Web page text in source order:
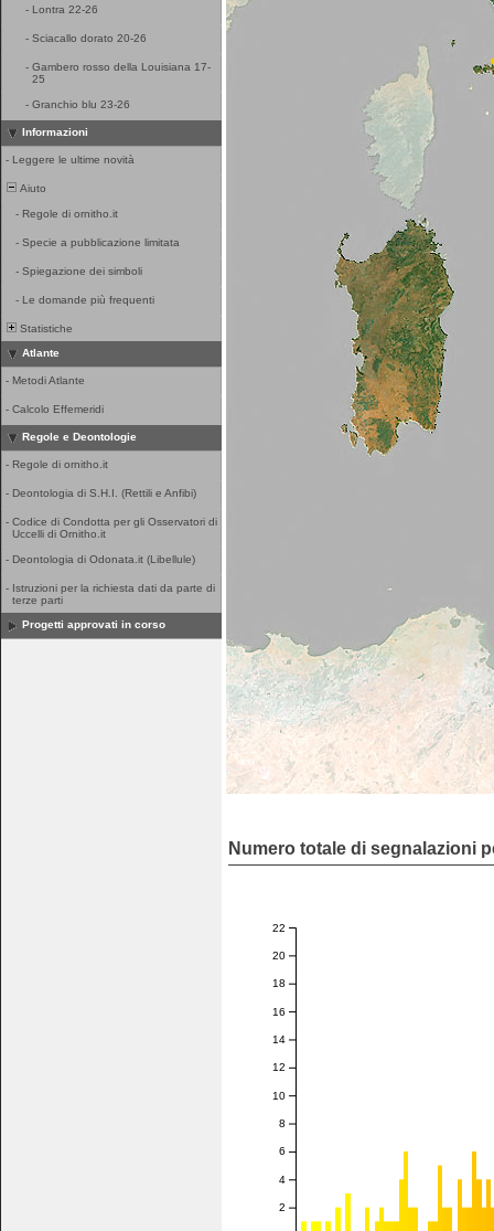
- Lontra 22-26
- Sciacallo dorato 20-26
- Gambero rosso della Louisiana 17-
25
- Granchio blu 23-26
Informazioni
- Leggere le ultime novità
Aiuto
- Regole di ornitho.it
- Specie a pubblicazione limitata
- Spiegazione dei simboli
- Le domande più frequenti
Statistiche
Atlante
- Metodi Atlante
- Calcolo Effemeridi
Regole e Deontologie
- Regole di ornitho.it
- Deontologia di S.H.I. (Rettili e Anfibi)
- Codice di Condotta per gli Osservatori di
Uccelli di Ornitho.it
- Deontologia di Odonata.it (Libellule)
- Istruzioni per la richiesta dati da parte di
terze parti
Progetti approvati in corso
Numero totale di segnalazioni
2
4
6
8
10
12
14
16
18
20
22